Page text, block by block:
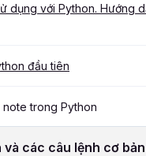
dụng với Python. Hướng
đầu tiên
note trong Python
và các câu lệnh cơ